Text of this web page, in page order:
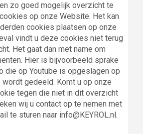
zo goed mogelijk overzicht te
op onze Website. Het kan
cookies plaatsen op onze
vindt u deze cookies niet terug
Het gaat dan met name om
Hier is bijvoorbeeld sprake
die op Youtube is opgeslagen op
gedeeld. Komt u op onze
tegen die niet in dit overzicht
wij u contact op te nemen met
te sturen naar info@KEYROL.nl.